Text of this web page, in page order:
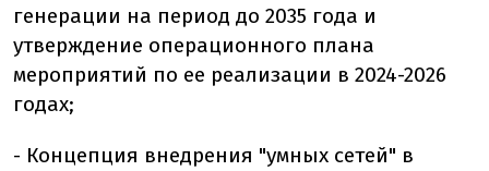
генерации на период до 2035 года и
утверждение операционного плана
мероприятий по ее реализации в 2024-2026
годах;
- Концепция внедрения "умных сетей" в